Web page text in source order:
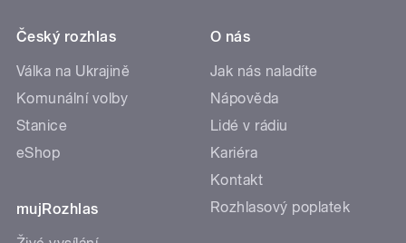
Český rozhlas
Válka na Ukrajině
Komunální volby
Stanice
eShop
mujRozhlas
O nás
Jak nás naladíte
Nápověda
Lidé v rádiu
Kariéra
Kontakt
Rozhlasový poplatek